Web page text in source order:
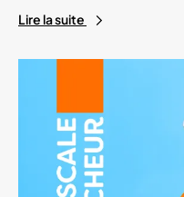
Lire la suite